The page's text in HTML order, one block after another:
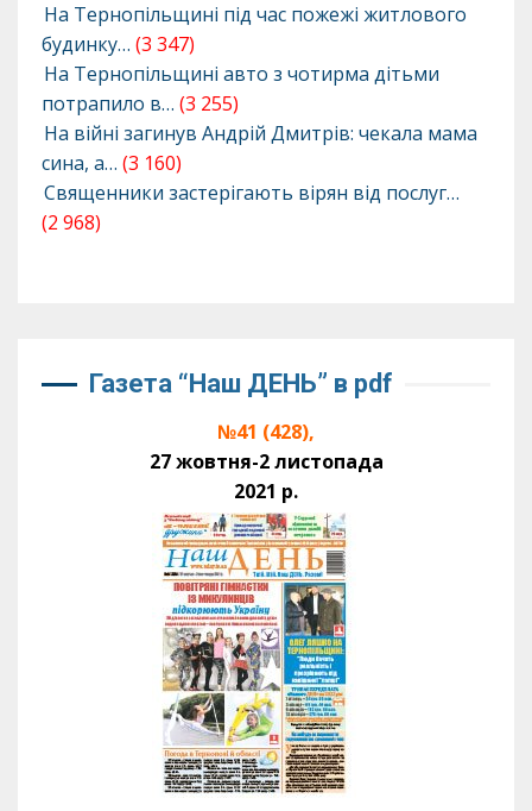
На Тернопільщині під час пожежі житлового
будинку… (3 347)
На Тернопільщині авто з чотирма дітьми
потрапило в… (3 255)
На війні загинув Андрій Дмитрів: чекала мама
сина, а… (3 160)
Священники застерігають вірян від послуг…
(2 968)
Газета “Наш ДЕНЬ” в pdf
№41 (428),
27 жовтня-2 листопада
2021 р.